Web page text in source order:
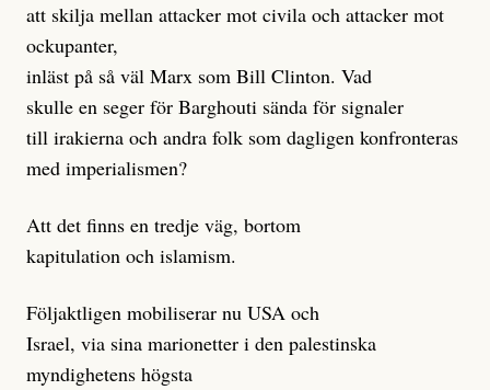
att skilja mellan attacker mot civila och attacker mot
ockupanter,
inläst på så väl Marx som Bill Clinton. Vad
skulle en seger för Barghouti sända för signaler
till irakierna och andra folk som dagligen konfronteras
med imperialismen?
Att det finns en tredje väg, bortom
kapitulation och islamism.
Följaktligen mobiliserar nu USA och
Israel, via sina marionetter i den palestinska
myndighetens högsta